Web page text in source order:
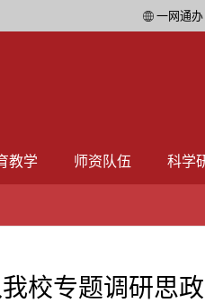
一网通办
教学 师资队伍 科学
校专题调研思